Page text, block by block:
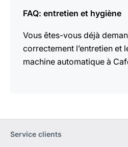
FAQ: entretien et hygiène
Vous êtes-vous déjà
correctement l’entretien et
machine automatique à
Service clients